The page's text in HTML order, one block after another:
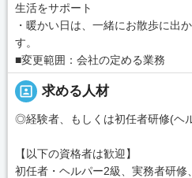
生活をサポート
・暖かい日は、一緒にお散歩に出
す。
■変更範囲：会社の定める業務
portrait 求める人材
◎経験者、もしくは初任者研修(ヘ
【以下の資格者は歓迎】
初任者・ヘルパー2級、実務者研修